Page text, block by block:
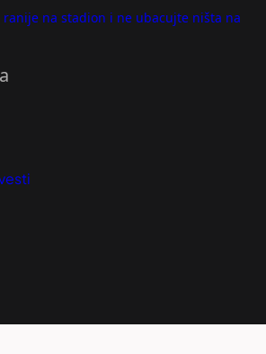
na stadion i ne ubacujte ništa na